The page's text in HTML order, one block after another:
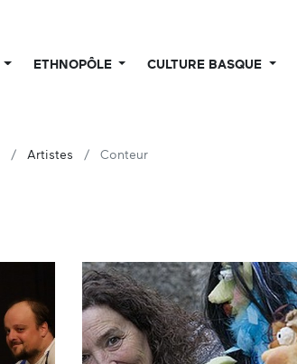
ETHNOPÔLE CULTURE BASQUE
Artistes Conteur